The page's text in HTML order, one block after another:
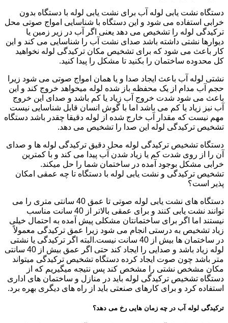
دستگاه نشت یابی لوله آب برای نشت یابی لوله با دستگاه بدون
خرابی استفاده می شود و این دستگاه با شناسایی امواج صوتی محل
ترکیدگی لوله را تشخیص می دهد یعنی اگر آب در زیر زمین یا
دیوارها نشتی داشته باشد صدای نشت آب را شناسایی می کند و این
کار باعث می شود که برای تشخیص مکان ترکیدگی لوله نخواهید
کل محدوده ساختمان را بکنید تا مشکل را پیدا کنید.
نشتی لوله آب باعث ایجاد صدا و یا همان امواج صوتی می شود زیرا
حجم آب مدام از یک محفظه باز شده لوله میخواهد خروج کند و این
باعث می شود شدت خروج آب زیاد یا کم باشد و صدای این خروج
آب نیز زیاد یا کم می باشد اما با گوش انسان قابل شناسایی نیست
مهم نیست که مقدار آب خارج شده از لوله دقیقا چقدر باشد دستگاه
تشخیص ترکیدگی لوله این صدا را تشخیص می دهد.
دستگاه تشخیص ترکیدگی لوله محل دقیق ترکیدگی لوله ها و صدای
آن را از روی شدت کم یا زیاد شدن آب پیدا می کند و با کمترین
خرابی مشکل بوجود آمده در ساختمان شما را حل میکند.
تشخیص ترکیدگی و نشت یابی لوله با دستگاه تا چه عمقی امکان
پذیر است؟
دستگاه های نشت یابی لوله صوتی تا عمق 40 سانتی متری را می
توانند نشت یابی کنند و برای عمقی بالاتر از 40 سانت مناسب
نیستند اما اگر برای ساختمانتان مشکلی پیش آمده به احتمال خیلی
زیاد تشخیص به درستی انجام می شود زیرا عمق ترکیدگی معمولاً
در ساختمان ها بیش از 40 سانت نیست.البته اگر ترکیدگی یا نشتی
لوله زیاد باشد و صدایی را ایجاد کند حتی اگر عمق بیش از 40 سانتی
متر باشد چون صوت ایجاد کرده دستگاه تشخیص ترکیدگی میتواند
مکان مشخص نشتی را مشخص کند پس نتیجه میگیریم که از
دستگاه تشخیص ترکیدگی لوله باید در منازل و ساختمان های اداری
استفاده کرد و برای کارهای صنعتی باید از راه های دیگری بهره برد.
ترکیدگی لوله آب در چه زمان هایی رخ می دهد؟